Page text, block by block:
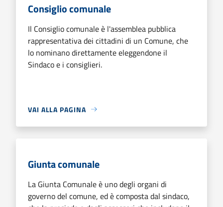
Consiglio comunale
Il Consiglio comunale è l'assemblea pubblica
rappresentativa dei cittadini di un Comune, che
lo nominano direttamente eleggendone il
Sindaco e i consiglieri.
VAI ALLA PAGINA
Giunta comunale
La Giunta Comunale è uno degli organi di
governo del comune, ed è composta dal sindaco,